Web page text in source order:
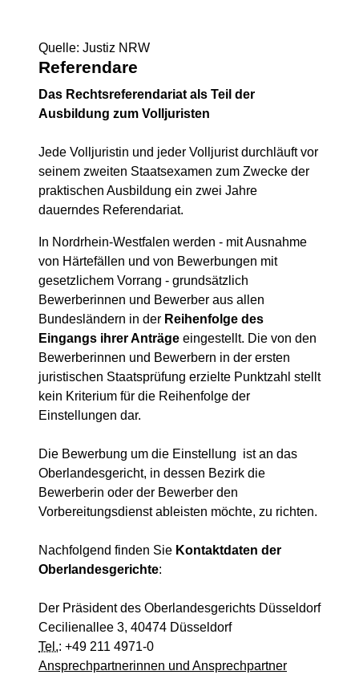
Quelle: Justiz NRW
Referendare
Das Rechtsreferendariat als Teil der
Ausbildung zum Volljuristen
Jede Volljuristin und jeder Volljurist durchläuft vor
seinem zweiten Staatsexamen zum Zwecke der
praktischen Ausbildung ein zwei Jahre
dauerndes Referendariat.
In Nordrhein-Westfalen werden - mit Ausnahme
von Härtefällen und von Bewerbungen mit
gesetzlichem Vorrang - grundsätzlich
Bewerberinnen und Bewerber aus allen
Bundesländern in der Reihenfolge des
Eingangs ihrer Anträge eingestellt. Die von den
Bewerberinnen und Bewerbern in der ersten
juristischen Staatsprüfung erzielte Punktzahl stellt
kein Kriterium für die Reihenfolge der
Einstellungen dar.
Die Bewerbung um die Einstellung ist an das
Oberlandesgericht, in dessen Bezirk die
Bewerberin oder der Bewerber den
Vorbereitungsdienst ableisten möchte, zu richten.
Nachfolgend finden Sie Kontaktdaten der
Oberlandesgerichte:
Der Präsident des Oberlandesgerichts Düsseldorf
Cecilienallee 3, 40474 Düsseldorf
Tel.: +49 211 4971-0
Ansprechpartnerinnen und Ansprechpartner